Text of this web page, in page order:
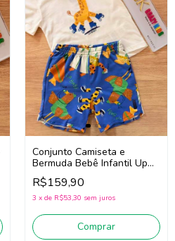
Conjunto Camiseta e
Bermuda Bebê Infantil Up
Baby 47112 (Off
White/Azul)
R$159,90
3 x de R$53,30 sem juros
Comprar